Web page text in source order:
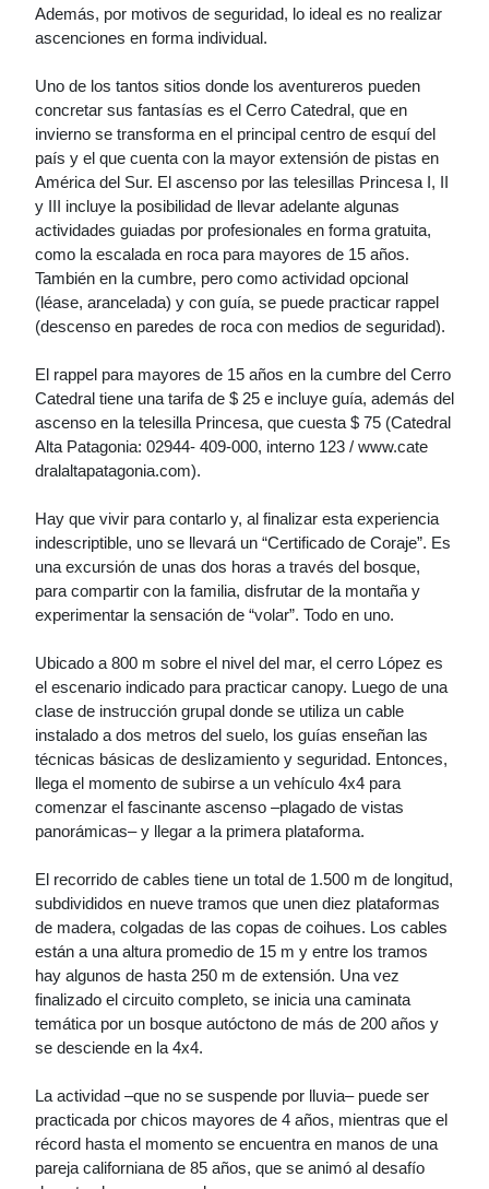
Además, por motivos de seguridad, lo ideal es no realizar
ascenciones en forma individual.
Uno de los tantos sitios donde los aventureros pueden
concretar sus fantasías es el Cerro Catedral, que en
invierno se transforma en el principal centro de esquí del
país y el que cuenta con la mayor extensión de pistas en
América del Sur. El ascenso por las telesillas Princesa I, II
y III incluye la posibilidad de llevar adelante algunas
actividades guiadas por profesionales en forma gratuita,
como la escalada en roca para mayores de 15 años.
También en la cumbre, pero como actividad opcional
(léase, arancelada) y con guía, se puede practicar rappel
(descenso en paredes de roca con medios de seguridad).
El rappel para mayores de 15 años en la cumbre del Cerro
Catedral tiene una tarifa de $ 25 e incluye guía, además del
ascenso en la telesilla Princesa, que cuesta $ 75 (Catedral
Alta Patagonia: 02944- 409-000, interno 123 / www.cate
dralaltapatagonia.com).
Hay que vivir para contarlo y, al finalizar esta experiencia
indescriptible, uno se llevará un “Certificado de Coraje”. Es
una excursión de unas dos horas a través del bosque,
para compartir con la familia, disfrutar de la montaña y
experimentar la sensación de “volar”. Todo en uno.
Ubicado a 800 m sobre el nivel del mar, el cerro López es
el escenario indicado para practicar canopy. Luego de una
clase de instrucción grupal donde se utiliza un cable
instalado a dos metros del suelo, los guías enseñan las
técnicas básicas de deslizamiento y seguridad. Entonces,
llega el momento de subirse a un vehículo 4x4 para
comenzar el fascinante ascenso –plagado de vistas
panorámicas– y llegar a la primera plataforma.
El recorrido de cables tiene un total de 1.500 m de longitud,
subdivididos en nueve tramos que unen diez plataformas
de madera, colgadas de las copas de coihues. Los cables
están a una altura promedio de 15 m y entre los tramos
hay algunos de hasta 250 m de extensión. Una vez
finalizado el circuito completo, se inicia una caminata
temática por un bosque autóctono de más de 200 años y
se desciende en la 4x4.
La actividad –que no se suspende por lluvia– puede ser
practicada por chicos mayores de 4 años, mientras que el
récord hasta el momento se encuentra en manos de una
pareja californiana de 85 años, que se animó al desafío